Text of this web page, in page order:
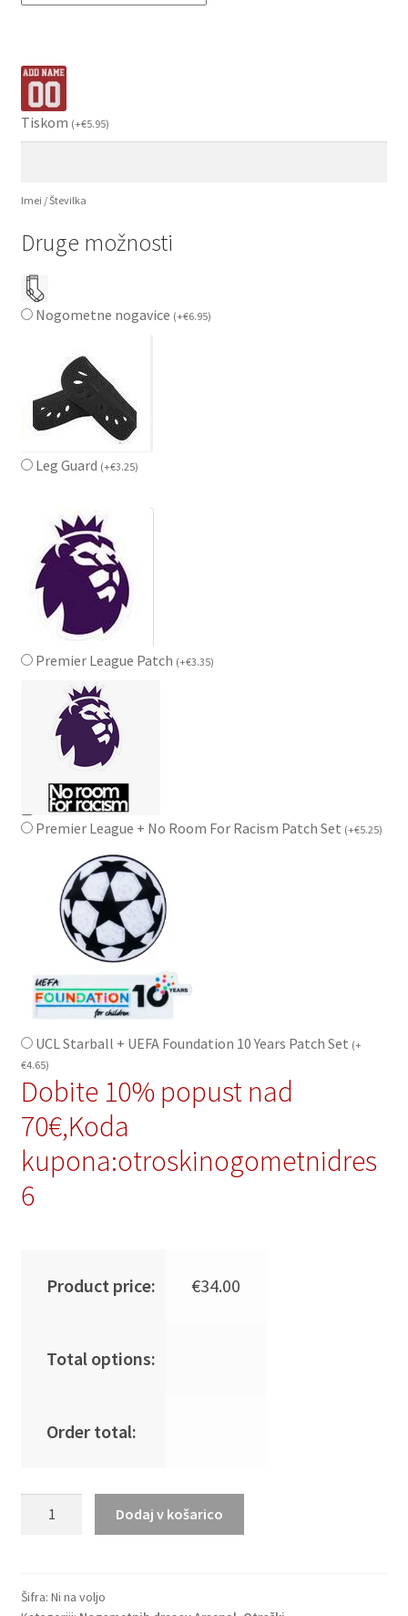
Tiskom (+€5.95)
Imei / Številka
Druge možnosti
Nogometne nogavice (+€6.95)
Leg Guard (+€3.25)
Premier League Patch (+€3.35)
Premier League + No Room For Racism Patch Set (+€5.25)
UCL Starball + UEFA Foundation 10 Years Patch Set (+
€4.65)
Dobite 10% popust nad
70€,Koda
kupona:otroskinogometnidres
6
Product price: €34.00
Total options:
Order total:
poceni
Dodaj v košarico
Šifra: Ni na voljo